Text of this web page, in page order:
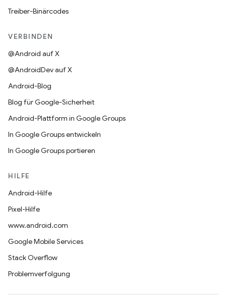
Treiber-Binärcodes
VERBINDEN
@Android auf X
@AndroidDev auf X
Android-Blog
Blog für Google-Sicherheit
Android-Plattform in Google Groups
In Google Groups entwickeln
In Google Groups portieren
HILFE
Android-Hilfe
Pixel-Hilfe
www.android.com
Google Mobile Services
Stack Overflow
Problemverfolgung